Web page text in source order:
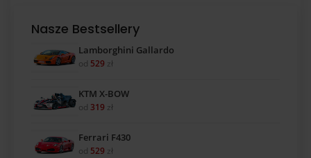
Nasze Bestsellery
Lamborghini Gallardo
od 529 zł
KTM X-BOW
od 319 zł
Ferrari F430
od 529 zł